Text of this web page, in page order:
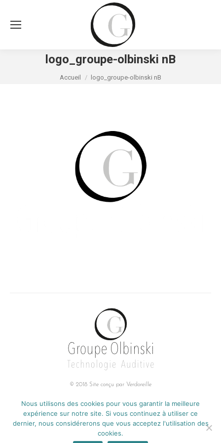
logo_groupe-olbinski nB
Vous êtes ici :
Accueil logo_groupe-olbinski nB
© 2018 Site conçu par Verdoreille
Adresse :
85, RUE DE CAMBRAI
CS 10355
59505 DOUAI CEDEX
Nous utilisons des cookies pour vous garantir la meilleure
expérience sur notre site. Si vous continuez à utiliser ce
dernier, nous considérerons que vous acceptez l'utilisation des
cookies.